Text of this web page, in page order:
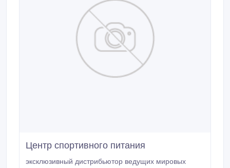
Центр спортивного питания
эксклюзивный дистрибьютор ведущих мировых